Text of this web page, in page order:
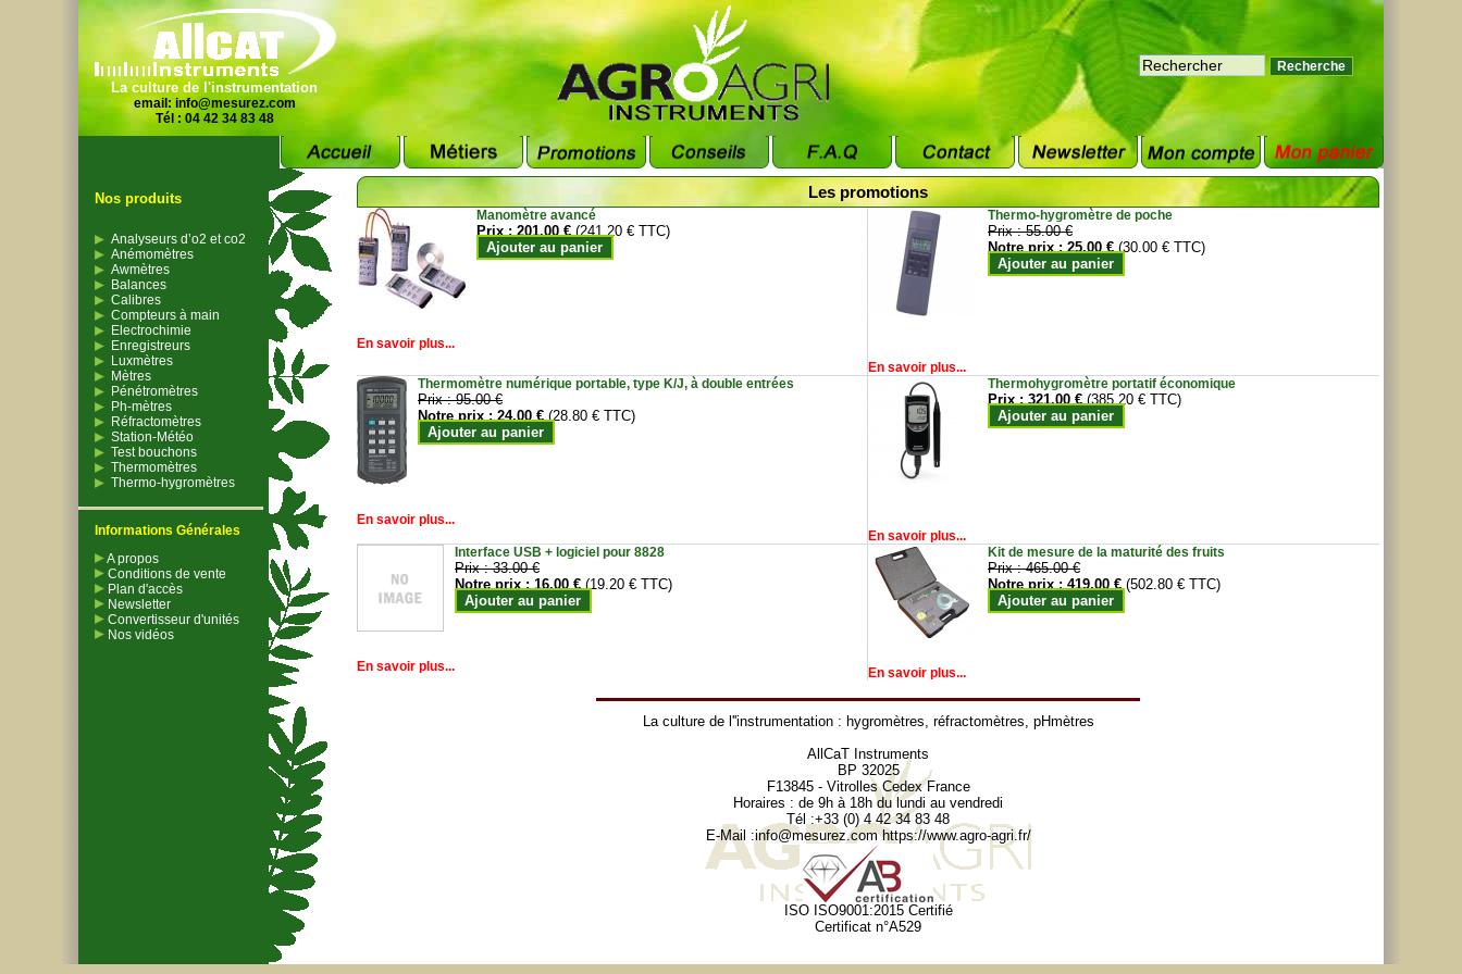
La culture de l'instrumentation
email: info@mesurez.com
Tél : 04 42 34 83 48
Nos produits
Analyseurs d’o2 et co2
Anémomètres
Awmètres
Balances
Calibres
Compteurs à main
Electrochimie
Enregistreurs
Luxmètres
Mètres
Pénétromètres
Ph-mètres
Réfractomètres
Station-Météo
Test bouchons
Thermomètres
Thermo-hygromètres
Informations Générales
A propos
Conditions de vente
Plan d'accès
Newsletter
Convertisseur d'unités
Nos vidéos
Les promotions
Manomètre avancé
Prix :201.00 € (241.20 € TTC)
Ajouter au panier
En savoir plus...
Thermo-hygromètre de poche
Prix :55.00 €
Notre prix :25.00 € (30.00 € TTC)
Ajouter au panier
En savoir plus...
Thermomètre numérique portable, type K/J, à double entrées
Prix :95.00 €
Notre prix :24.00 € (28.80 € TTC)
Ajouter au panier
En savoir plus...
Thermohygromètre portatif économique
Prix :321.00 € (385.20 € TTC)
Ajouter au panier
En savoir plus...
Interface USB + logiciel pour 8828
Prix :33.00 €
Notre prix :16.00 € (19.20 € TTC)
Ajouter au panier
En savoir plus...
Kit de mesure de la maturité des fruits
Prix :465.00 €
Notre prix :419.00 € (502.80 € TTC)
Ajouter au panier
En savoir plus...
La culture de l''instrumentation : hygromètres, réfractomètres, pHmètres
AllCaT Instruments
BP 32025
F13845 - Vitrolles Cedex France
Horaires : de 9h à 18h du lundi au vendredi
Tél :+33 (0) 4 42 34 83 48
E-Mail :info@mesurez.com https://www.agro-agri.fr/
ISO ISO9001:2015 Certifié
Certificat n°A529